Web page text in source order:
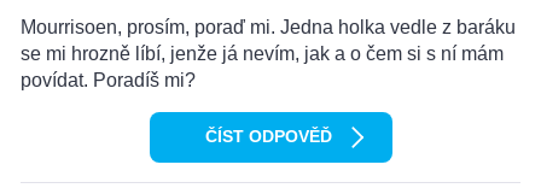
Mourrisoen, prosím, poraď mi. Jedna holka vedle z baráku
se mi hrozně líbí, jenže já nevím, jak a o čem si s ní mám
povídat. Poradíš mi?
ČÍST ODPOVĚĎ